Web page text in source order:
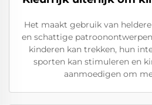
Het maakt gebruik van
en schattige
kinderen kan trekken, hun
sporten kan stimuleren en
aanmoedigen om